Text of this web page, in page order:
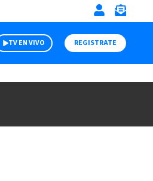
TV EN VIVO REGISTRATE